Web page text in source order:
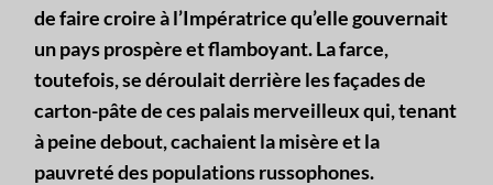
de faire croire à l’Impératrice qu’elle gouvernait
un pays prospère et flamboyant. La farce,
toutefois, se déroulait derrière les façades de
carton-pâte de ces palais merveilleux qui, tenant
à peine debout, cachaient la misère et la
pauvreté des populations russophones.